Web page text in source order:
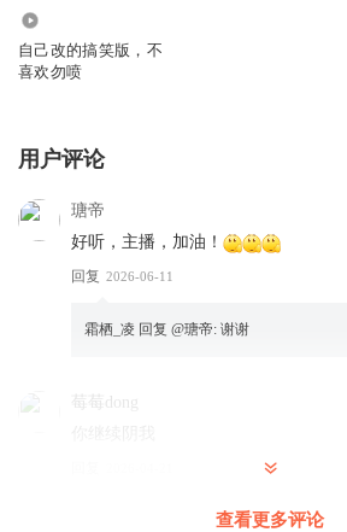
自己改的搞笑版，不
喜欢勿喷
用户评论
瑭帝
好听，主播，加油！
回复 2026-06-11
霜栖_凌 回复 @瑭帝: 谢谢
莓莓dong
莓莓dong: 你啥意思？
查看更多评论